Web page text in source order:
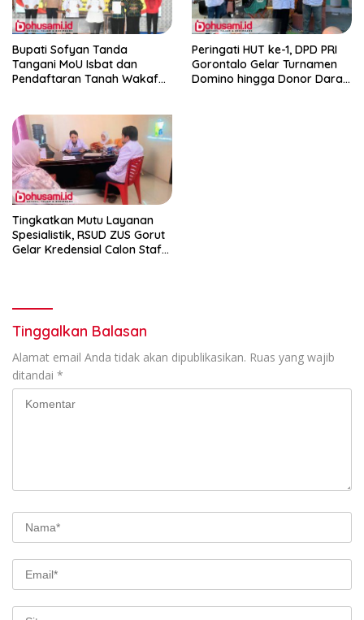
Bupati Sofyan Tanda
Tangani MoU Isbat dan
Pendaftaran Tanah Wakaf
Peringati HUT ke-1, DPD PRI
Gorontalo Gelar Turnamen
Domino hingga Donor Darah
Tingkatkan Mutu Layanan
Spesialistik, RSUD ZUS Gorut
Gelar Kredensial Calon Staf
Tinggalkan Balasan
Alamat email Anda tidak akan dipublikasikan. Ruas yang wajib
ditandai *